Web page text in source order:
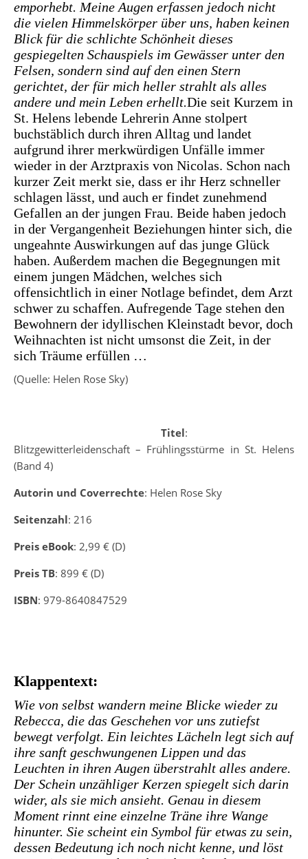
emporhebt. Meine Augen erfassen jedoch nicht
die vielen Himmelskörper über uns, haben keinen
Blick für die schlichte Schönheit dieses
gespiegelten Schauspiels im Gewässer unter den
Felsen, sondern sind auf den einen Stern
gerichtet, der für mich heller strahlt als alles
andere und mein Leben erhellt.Die seit Kurzem in
St. Helens lebende Lehrerin Anne stolpert
buchstäblich durch ihren Alltag und landet
aufgrund ihrer merkwürdigen Unfälle immer
wieder in der Arztpraxis von Nicolas. Schon nach
kurzer Zeit merkt sie, dass er ihr Herz schneller
schlagen lässt, und auch er findet zunehmend
Gefallen an der jungen Frau. Beide haben jedoch
in der Vergangenheit Beziehungen hinter sich, die
ungeahnte Auswirkungen auf das junge Glück
haben. Außerdem machen die Begegnungen mit
einem jungen Mädchen, welches sich
offensichtlich in einer Notlage befindet, dem Arzt
schwer zu schaffen. Aufregende Tage stehen den
Bewohnern der idyllischen Kleinstadt bevor, doch
Weihnachten ist nicht umsonst die Zeit, in der
sich Träume erfüllen …
(Quelle: Helen Rose Sky)
Titel:
Blitzgewitterleidenschaft – Frühlingsstürme in St. Helens
(Band 4)
Autorin und Coverrechte: Helen Rose Sky
Seitenzahl: 216
Preis eBook: 2,99 € (D)
Preis TB: 899 € (D)
ISBN: 979-8640847529
Klappentext:
Wie von selbst wandern meine Blicke wieder zu
Rebecca, die das Geschehen vor uns zutiefst
bewegt verfolgt. Ein leichtes Lächeln legt sich auf
ihre sanft geschwungenen Lippen und das
Leuchten in ihren Augen überstrahlt alles andere.
Der Schein unzähliger Kerzen spiegelt sich darin
wider, als sie mich ansieht. Genau in diesem
Moment rinnt eine einzelne Träne ihre Wange
hinunter. Sie scheint ein Symbol für etwas zu sein,
dessen Bedeutung ich noch nicht kenne, und löst